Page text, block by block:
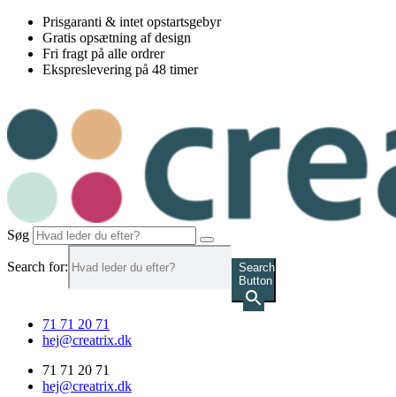
Videre
indhold
Prisgaranti & intet opstartsgebyr
Gratis opsætning af design
Fri fragt på alle ordrer
Ekspreslevering på 48 timer
Søg
Search for:
Search
Button
71 71 20 71
hej@creatrix.dk
71 71 20 71
hej@creatrix.dk